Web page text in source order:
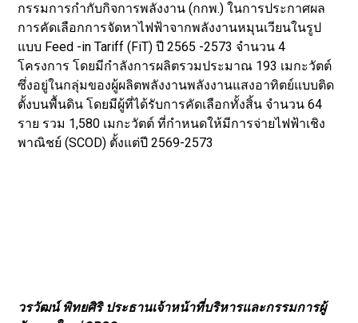
กรรมการกำกับกิจการพลังงาน (กกพ.) ในการประกาศผล
การคัดเลือกการจัดหาไฟฟ้าจากพลังงานหมุนเวียนในรูป
แบบ Feed -in Tariff (FiT) ปี 2565 -2573 จำนวน 4
โครงการ โดยมีกำลังการผลิตรวมประมาณ 193 เมกะวัตต์
ซึ่งอยู่ในกลุ่มของผู้ผลิตพลังงานพลังงานแสงอาทิตย์แบบติด
ตั้งบนพื้นดิน โดยมีผู้ที่ได้รับการคัดเลือกทั้งสิ้น จำนวน 64
ราย รวม 1,580 เมกะวัตต์ ที่กำหนดให้มีการจ่ายไฟฟ้าเชิง
พาณิชย์ (SCOD) ตั้งแต่ปี 2569-2573
เมกะวัตต์, บริษัท เฮลิออส 2 จำกัด (Helios 2) กำลังการ
ผลิต 61.4 เมกะวัตต์ บริษัท เฮลิออส 4 จำกัด (Helios 4)